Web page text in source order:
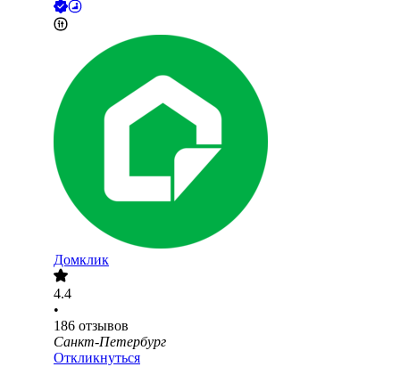
Домклик
4.4
•
186 отзывов
Санкт-Петербург
Откликнуться